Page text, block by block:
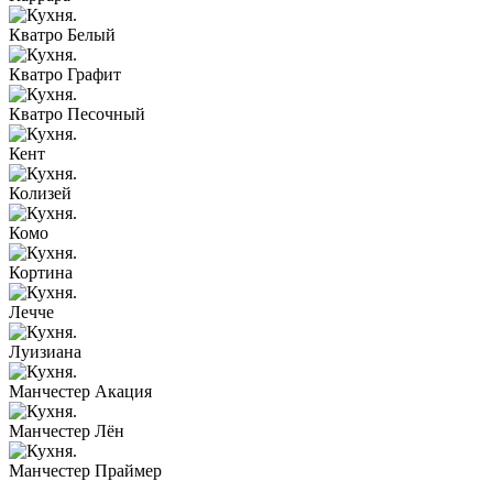
Кватро Белый
Кватро Графит
Кватро Песочный
Кент
Колизей
Комо
Кортина
Лечче
Луизиана
Манчестер Акация
Манчестер Лён
Манчестер Праймер